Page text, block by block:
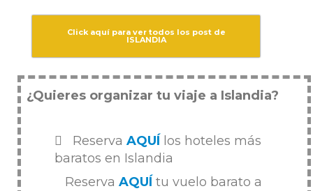
Click aquí para ver todos los post de
ISLANDIA
¿Quieres organizar tu viaje a Islandia?
Reserva AQUÍ los hoteles más
baratos en Islandia
Reserva AQUÍ tu vuelo barato a